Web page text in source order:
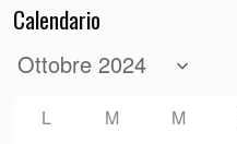
Calendario
L M M